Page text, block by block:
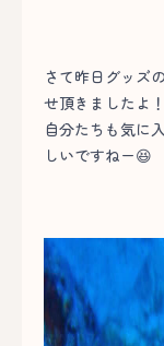
さて昨日グッズ
せ頂きましたよ
自分たちも気に
しいですねー😆